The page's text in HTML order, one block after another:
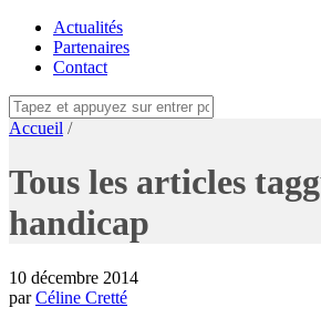
Actualités
Partenaires
Contact
Accueil /
Tous les articles
handicap
10 décembre 2014
parCéline Cretté